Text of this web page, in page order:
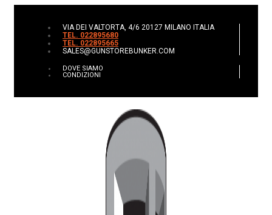
VIA DEI VALTORTA, 4/6 20127 MILANO ITALIA
TEL. 022895680
TEL. 022895665
SALES@GUNSTOREBUNKER.COM
DOVE SIAMO
CONDIZIONI